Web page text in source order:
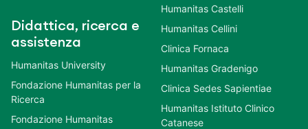
Didattica, ricerca e
assistenza
Humanitas University
Fondazione Humanitas per la
Ricerca
Fondazione Humanitas
Humanitas Castelli
Humanitas Cellini
Clinica Fornaca
Humanitas Gradenigo
Clinica Sedes Sapientiae
Humanitas Istituto Clinico
Catanese